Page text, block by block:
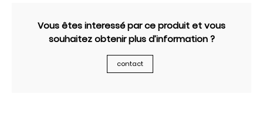
Vous êtes interessé par ce produit et vous
souhaitez obtenir plus d’information ?
contact